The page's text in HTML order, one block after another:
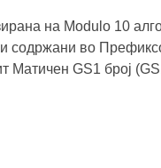
на Modulo 10
содржани во
Матичен GS1 број